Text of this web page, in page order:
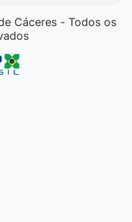
Cáceres - Todos os